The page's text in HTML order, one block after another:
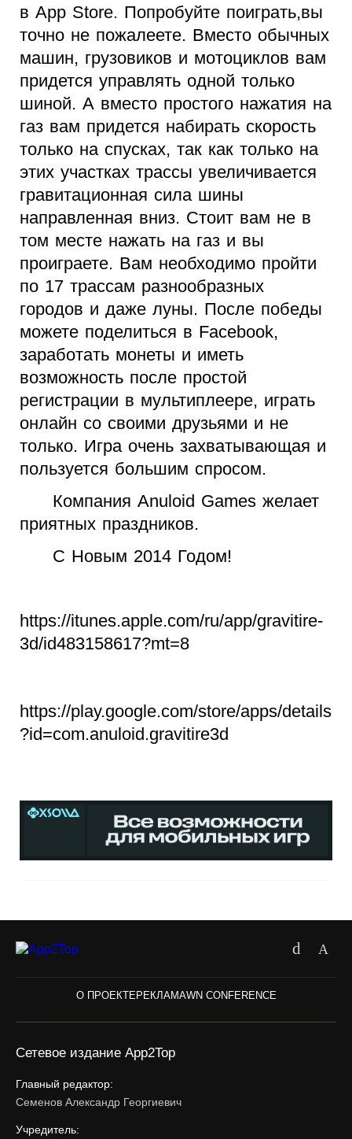
в App Store. Попробуйте поиграть,вы
точно не пожалеете. Вместо обычных
машин, грузовиков и мотоциклов вам
придется управлять одной только
шиной. А вместо простого нажатия на
газ вам придется набирать скорость
только на спусках, так как только на
этих участках трассы увеличивается
гравитационная сила шины
направленная вниз. Стоит вам не в
том месте нажать на газ и вы
проиграете. Вам необходимо пройти
по 17 трассам разнообразных
городов и даже луны. После победы
можете поделиться в Facebook,
заработать монеты и иметь
возможность после простой
регистрации в мультиплеере, играть
онлайн со своими друзьями и не
только. Игра очень захватывающая и
пользуется большим спросом.
Компания Anuloid Games желает
приятных праздников.
С Новым 2014 Годом!
https://itunes.apple.com/ru/app/gravitire-
3d/id483158617?mt=8
https://play.google.com/store/apps/details
?id=com.anuloid.gravitire3d
О ПРОЕКТЕРЕКЛАМАWN CONFERENCE
Сетевое издание App2Top
Главный редактор:
Семенов Александр Георгиевич
Учредитель: